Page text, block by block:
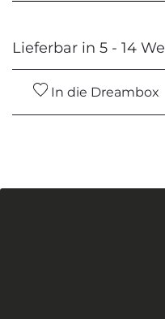
Lieferbar in 5 - 14
In die Dreambox